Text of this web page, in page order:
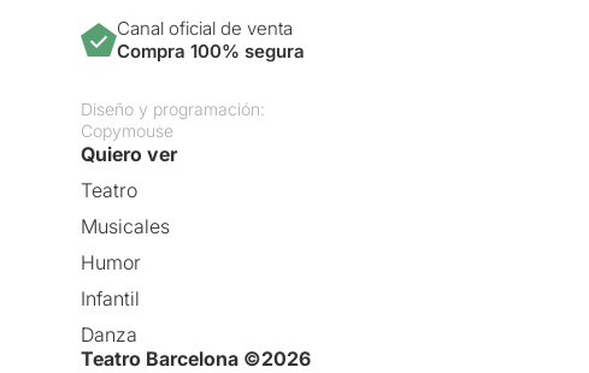
Canal oficial de venta
Compra 100% segura
Diseño y programación:
Copymouse
Quiero ver
Teatro
Musicales
Humor
Infantil
Danza
Teatro Barcelona ©2026